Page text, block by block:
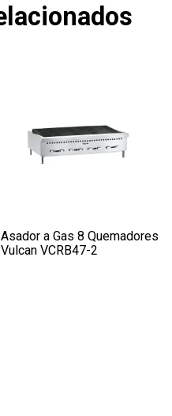
Asador a Gas 8 Quemadores
Vulcan VCRB47-2